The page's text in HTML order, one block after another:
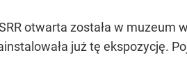
otwarta została w muzeum
już tę ekspozycję.